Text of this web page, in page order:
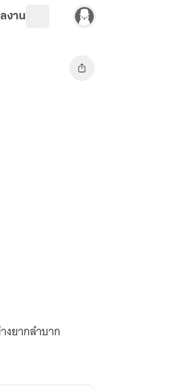
งาน
งยากลำบาก